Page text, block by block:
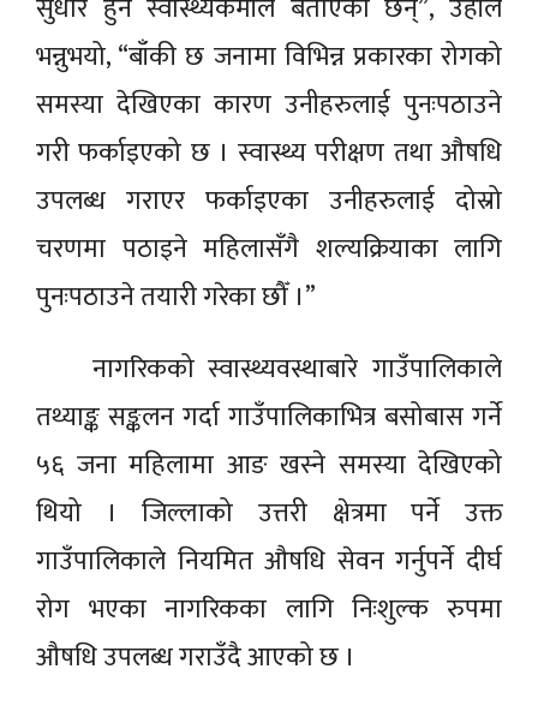
भन्नुभयो, “बाँकी छ जनामा विभिन्न प्रकारका रोगको
समस्या देखिएका कारण उनीहरुलाई पुनःपठाउने
गरी फर्काइएको छ । स्वास्थ्य परीक्षण तथा औषधि
उपलब्ध गराएर फर्काइएका उनीहरुलाई दोस्रो
चरणमा पठाइने महिलासँगै शल्यक्रियाका लागि
पुनःपठाउने तयारी गरेका छौँ ।”
नागरिकको स्वास्थ्यवस्थाबारे गाउँपालिकाले
तथ्याङ्क सङ्कलन गर्दा गाउँपालिकाभित्र बसोबास गर्ने
५६ जना महिलामा आङ खस्ने समस्या देखिएको
थियो । जिल्लाको उत्तरी क्षेत्रमा पर्ने उक्त
गाउँपालिकाले नियमित औषधि सेवन गर्नुपर्ने दीर्घ
रोग भएका नागरिकका लागि निःशुल्क रुपमा
औषधि उपलब्ध गराउँदै आएको छ ।